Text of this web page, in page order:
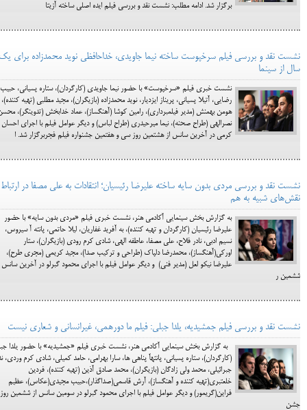
برگزار شد. ادامه مطلب: نشست نقد و بررسی فیلم ایده اصلی ساخته آزیتا
نشست نقد و بررسی فیلم سرخپوست ساخته نیما جاویدی، خداحافظی نوید محمدزاده برای
سال از سینما
نشست خبری فیلم «سرخپوست» با حضور نیما جاویدی (کارگردان)، ستاره پسیانی، حبیب
رضایی، آتیلا پسیانی، پریناز ایزدیار، نوید محمدزاده (بازیگران)، مجید مطلبی (تهیه کننده)،
هومن بهمنش (مدیر فیلمبرداری)، رامین کوشا (آهنگساز)، عماد خدابخش (تدوینگر)،
نصرالهی (طراح صحنه)، نیما میرحیدری (طراح لباس) و دیگر عوامل فیلم با اجرای احسان
کرمی در آخرین سانس از هشتمین روز سی و هفتمین جشنواره فیلم فجربرگزار شد. ا
نشست نقد و بررسی مردی بدون سایه ساخته علیرضا رئیسیان؛ انتقادات به علی مصفا در ارتباط
نقش‌های شبیه به هم
به گزارش بخش سینمایی آکادمی هنر، نشست خبری فیلم «مردی بدون سایه» با حضور
علیرضا رئیسیان (کارگردان و تهیه کننده)، به آفرید غفاریان، لیلا حاتمی، پانته آ سیروس،
نسیم ادبی، نادر فلاح، علی مصفا، عاطفه الهی، شادی کرم رودی (بازیگران)، ستار
اورکی(آهنگساز)، محمدرضا دلپاک (طراحی و ترکیب صدا)، مجید کریمی (مجری طرح)،
علیرضا نیکو لعل (مدیر فنی) و دیگر عوامل فیلم با اجرای محمود گبرلو در آخرین سانس
ششمین ر
نشست نقد و بررسی فیلم جمشیدیه، یلدا جبلی: فیلم ما دورهمی، غیرانسانی و شعاری نیست
به گزارش بخش سینمایی آکادمی هنر، نشست خبری فیلم «جمشیدیه» با حضور یلدا
(کارگردان)، ستاره پسیانی، پانتهآ پناهی ها، سارا بهرامی، حامد کمیلی، شادی کرم وردی،
جبرائیلی، محمد ولی زادگان (بازیگران)، محمد صادق آذین (تهیه کننده)، فردین
خلعتبری(تهیه کننده و آهنگساز)، آرش قاسمی(صداگذار)،حبیب مجیدی(عکاس)، عظیم
فراین(گریمور) و دیگر عوامل فیلم با اجرای محمود گبرلو در سومین سانس از ششمین روز
جشن